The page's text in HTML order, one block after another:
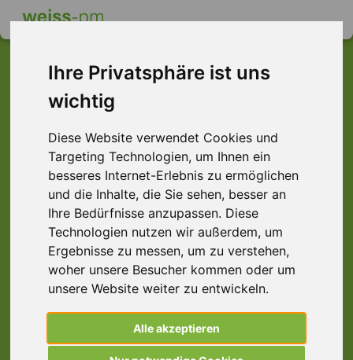
Ihre Privatsphäre ist uns
wichtig
Diese Website verwendet Cookies und
Targeting Technologien, um Ihnen ein
besseres Internet-Erlebnis zu ermöglichen
und die Inhalte, die Sie sehen, besser an
Ihre Bedürfnisse anzupassen. Diese
Technologien nutzen wir außerdem, um
Ergebnisse zu messen, um zu verstehen,
woher unsere Besucher kommen oder um
unsere Website weiter zu entwickeln.
Alle akzeptieren
Dieser Job ist leider
nicht mehr verfügbar ...
... aber vielleicht ist hier etwas dabei:
Staplerfahrer (m/w/d) Klammerstapler |
Schicht, Wilhelmsburg